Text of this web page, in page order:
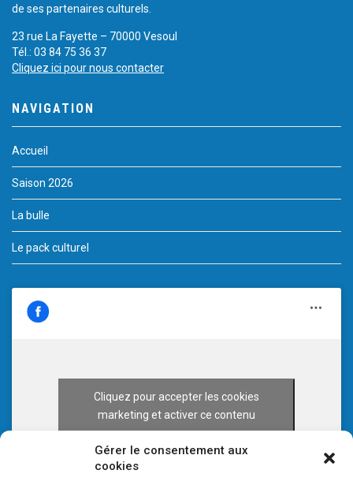
Gérer le consentement aux
cookies
de ses partenaires culturels.
23 rue La Fayette – 70000 Vesoul
Tél.: 03 84 75 36 37
Cliquez ici pour nous contacter
NAVIGATION
Accueil
Saison 2026
La bulle
Le pack culturel
Cliquez pour accepter les cookies
marketing et activer ce contenu